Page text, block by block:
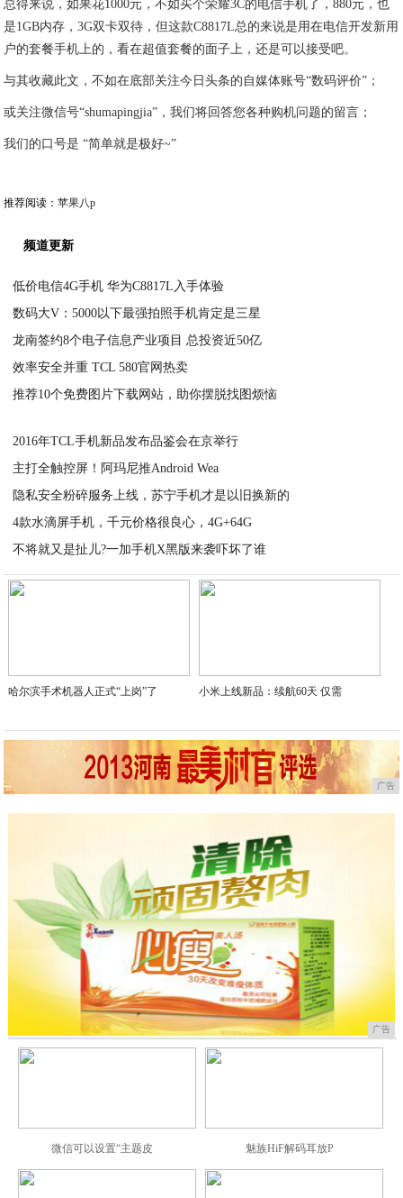
总得来说，如果花1000元，不如买个荣耀3C的电信手机了，880元，也
是1GB内存，3G双卡双待，但这款C8817L总的来说是用在电信开发新用
户的套餐手机上的，看在超值套餐的面子上，还是可以接受吧。
与其收藏此文，不如在底部关注今日头条的自媒体账号“数码评价”；
或关注微信号“shumapingjia”，我们将回答您各种购机问题的留言；
我们的口号是 “简单就是极好~”
推荐阅读：苹果八p
频道更新
低价电信4G手机 华为C8817L入手体验
数码大V：5000以下最强拍照手机肯定是三星
龙南签约8个电子信息产业项目 总投资近50亿
效率安全并重 TCL 580官网热卖
推荐10个免费图片下载网站，助你摆脱找图烦恼
2016年TCL手机新品发布品鉴会在京举行
主打全触控屏！阿玛尼推Android Wea
隐私安全粉碎服务上线，苏宁手机才是以旧换新的
4款水滴屏手机，千元价格很良心，4G+64G
不将就又是扯儿?一加手机X黑版来袭吓坏了谁
2020-06-30
哈尔滨手术机器人正式“上岗”了 小米上线新品：续航60天 仅需
广告
广告
微信可以设置“主题皮 魅族HiF解码耳放P